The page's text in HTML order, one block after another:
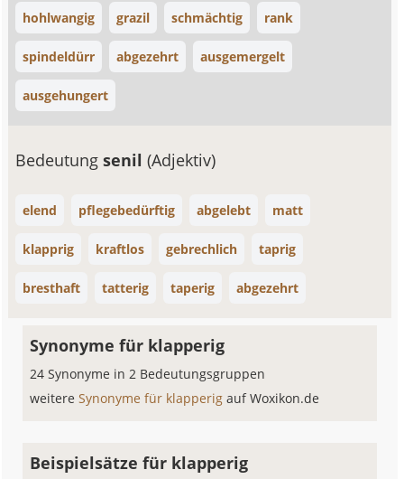
hohlwangig grazil schmächtig rank
spindeldürr abgezehrt ausgemergelt
ausgehungert
Bedeutungsenil(Adjektiv)
elend pflegebedürftig abgelebt matt
klapprig kraftlos gebrechlich taprig
bresthaft tatterig taperig abgezehrt
Synonyme für klapperig
24 Synonyme in 2 Bedeutungsgruppen
weitereSynonyme für klapperigauf Woxikon.de
Beispielsätze für klapperig